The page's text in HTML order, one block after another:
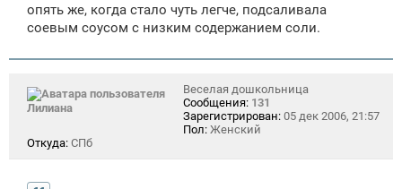
опять же, когда стало чуть легче, подсаливала
соевым соусом с низким содержанием соли.
Лилиана
Веселая дошкольница
Сообщения: 131
Зарегистрирован: 05 дек 2006, 21:57
Пол: Женский
Откуда: СПб